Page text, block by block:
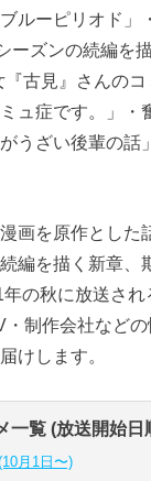
ルーピリオド」
ーズンの続編を
古見』さんの
ュ症です。」・
うざい後輩の話
画を原作とした
編を描く新章、
の秋に放送さ
制作会社などの
けします。
一覧 (放送開始日
月1日〜)